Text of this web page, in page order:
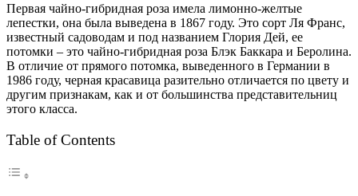
Первая чайно-гибридная роза имела лимонно-желтые
лепестки, она была выведена в 1867 году. Это сорт Ля Франс,
известный садоводам и под названием Глория Дей, ее
потомки – это чайно-гибридная роза Блэк Баккара и Беролина.
В отличие от прямого потомка, выведенного в Германии в
1986 году, черная красавица разительно отличается по цвету и
другим признакам, как и от большинства представительниц
этого класса.
Table of Contents